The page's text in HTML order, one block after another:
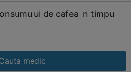
de cafea in timpul
Cauta medic